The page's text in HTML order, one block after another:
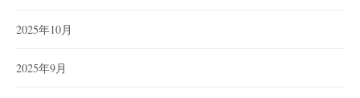
2025年10月
2025年9月